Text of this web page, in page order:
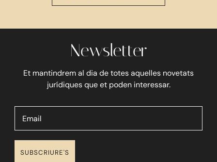
Newsletter
Et mantindrem al dia de totes aquelles novetats
jurídiques que et poden interessar.